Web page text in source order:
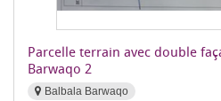
Parcelle terrain avec double
Barwaqo 2
Balbala Barwaqo